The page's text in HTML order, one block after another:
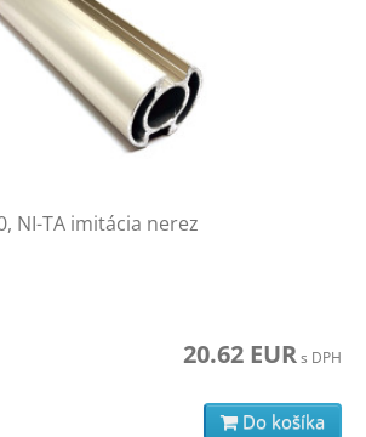
NI-TA imitácia nerez
20.62 EURs DPH
Do košíka